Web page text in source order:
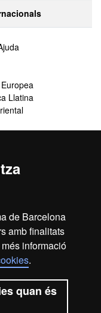
de Barcelona
amb finalitats
informació
.
quan és
Llatina
excepte quan